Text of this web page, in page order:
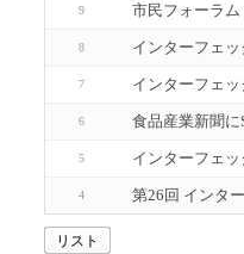
9 市民フォーラ
8 インターフェ
7 インターフェ
6 食品産業新聞
5 インターフェ
4 第26回 インタ
リスト